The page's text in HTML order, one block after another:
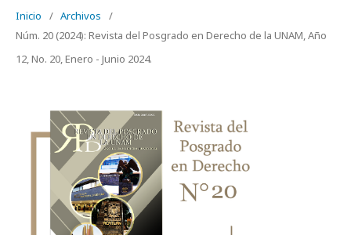
Inicio / Archivos
/
Núm. 20 (2024): Revista del Posgrado en Derecho de la UNAM, Año
12, No. 20, Enero - Junio 2024.